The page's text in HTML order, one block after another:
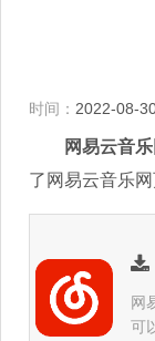
时间： 2022-08-
网易云音
了网易云音乐
网
可